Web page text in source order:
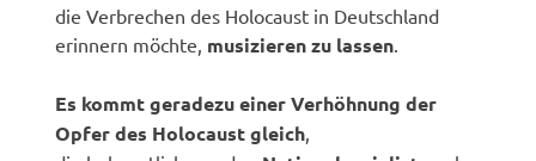
die Verbrechen des Holocaust in Deutschland
erinnern möchte, musizieren zu lassen
Es kommt geradezu einer Verhöhnung der
Opfer des Holocaust gleich